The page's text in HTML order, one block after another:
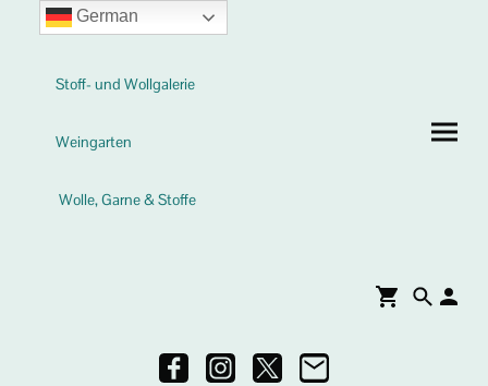
Stoff- und Wollgalerie
Weingarten
Wolle, Garne & Stoffe
German